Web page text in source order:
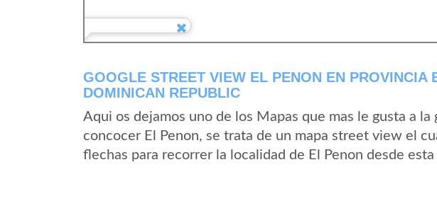
GOOGLE STREET VIEW EL PENON EN PROVINCIA
DOMINICAN REPUBLIC
Aqui os dejamos uno de los Mapas que mas le gusta a la
concocer El Penon, se trata de un mapa street view el
flechas para recorrer la localidad de El Penon desde esta